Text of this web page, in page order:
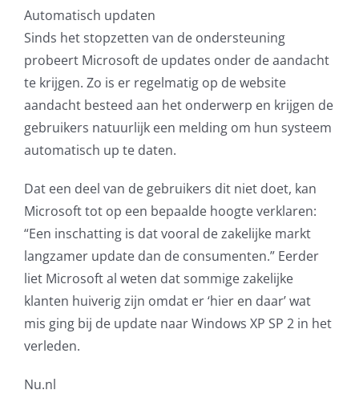
Automatisch updaten
Sinds het stopzetten van de ondersteuning
probeert Microsoft de updates onder de aandacht
te krijgen. Zo is er regelmatig op de website
aandacht besteed aan het onderwerp en krijgen de
gebruikers natuurlijk een melding om hun systeem
automatisch up te daten.
Dat een deel van de gebruikers dit niet doet, kan
Microsoft tot op een bepaalde hoogte verklaren:
“Een inschatting is dat vooral de zakelijke markt
langzamer update dan de consumenten.” Eerder
liet Microsoft al weten dat sommige zakelijke
klanten huiverig zijn omdat er ‘hier en daar’ wat
mis ging bij de update naar Windows XP SP 2 in het
verleden.
Nu.nl